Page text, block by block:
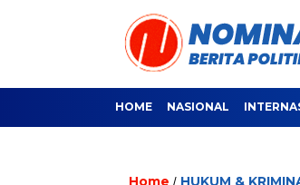
HOME NASIONAL
Home / HUKUM &